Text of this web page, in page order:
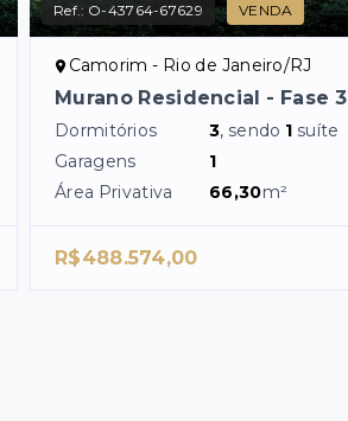
Ref.: O-43764-67629 VENDA
Camorim - Rio de Janeiro/RJ
Murano Residencial - Fase 3
Dormitórios 3, sendo 1 suíte
Garagens
1
Área Privativa
66,30m²
R$488.574,00